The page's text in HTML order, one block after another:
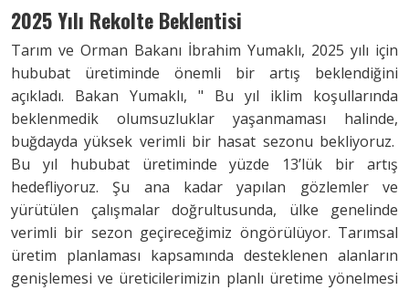
2025 Yılı Rekolte Beklentisi
Tarım ve Orman Bakanı İbrahim Yumaklı, 2025 yılı için
hububat üretiminde önemli bir artış beklendiğini
açıkladı. Bakan Yumaklı, " Bu yıl iklim koşullarında
beklenmedik olumsuzluklar yaşanmaması halinde,
buğdayda yüksek verimli bir hasat sezonu bekliyoruz.
Bu yıl hububat üretiminde yüzde 13’lük bir artış
hedefliyoruz. Şu ana kadar yapılan gözlemler ve
yürütülen çalışmalar doğrultusunda, ülke genelinde
verimli bir sezon geçireceğimiz öngörülüyor. Tarımsal
üretim planlaması kapsamında desteklenen alanların
genişlemesi ve üreticilerimizin planlı üretime yönelmesi